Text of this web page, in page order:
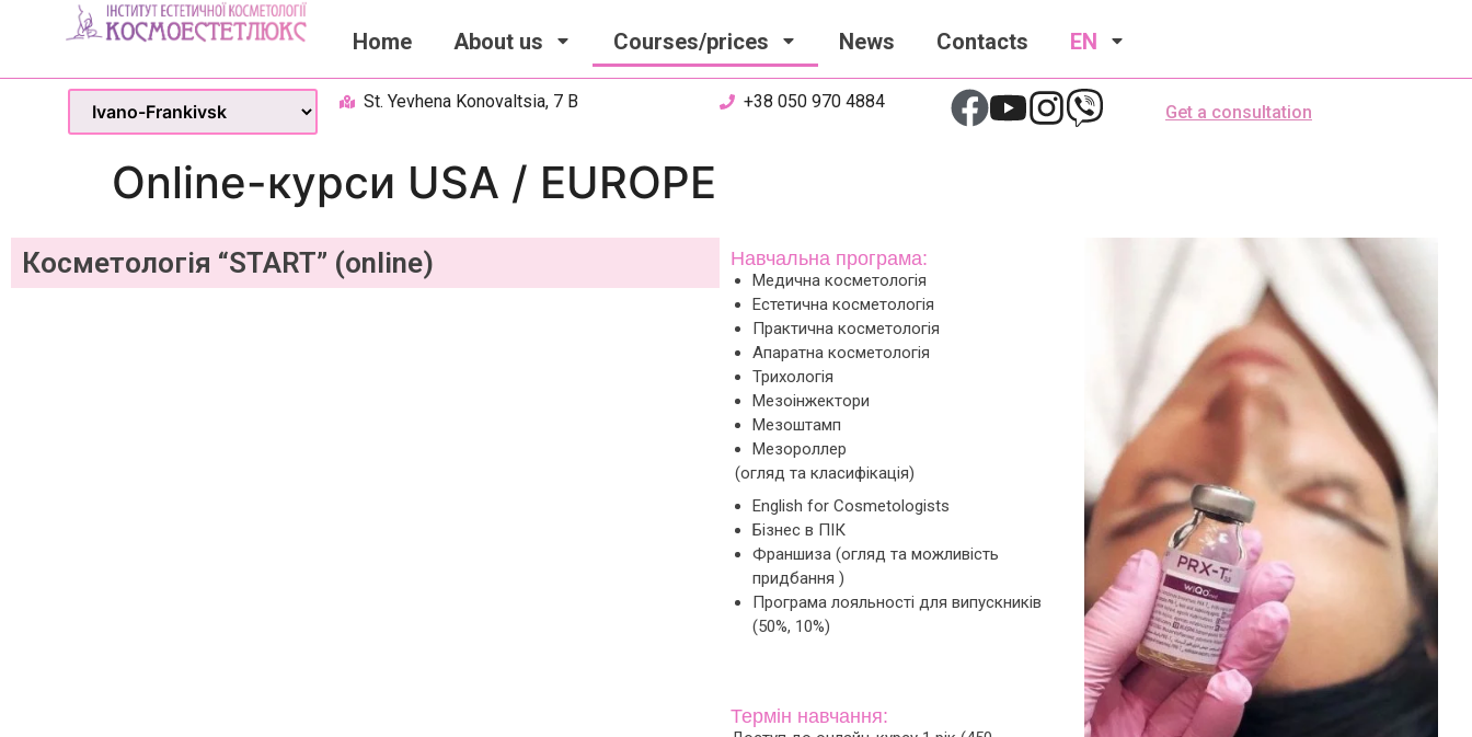
Home About us Courses/prices News Contacts EN
St. Yevhena Konovaltsia, 7 B +38 050 970 4884
Get a consultation
Online-курси USA / EUROPE
Косметологія “START” (online) Навчальна програма:
Медична косметологія
Естетична косметологія
Практична косметологія
Апаратна косметологія
Трихологія
Мезоінжектори
Мезоштамп
Мезороллер
(огляд та класифікація)
English for Cosmetologists
Бізнес в ПІК
Франшиза (огляд та можливість
придбання )
Програма лояльності для випускників
(50%, 10%)
Термін навчання: